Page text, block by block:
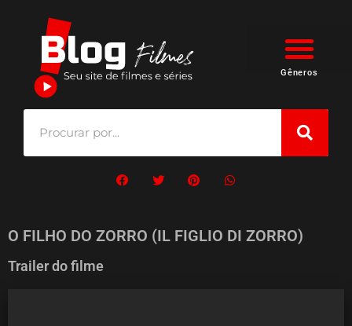
Gêneros
O FILHO DO ZORRO (IL FIGLIO DI ZORRO)
Trailer do filme